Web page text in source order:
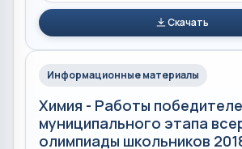
Скачать
Информационные материалы
Химия - Работы
муниципального этапа
олимпиады школьников